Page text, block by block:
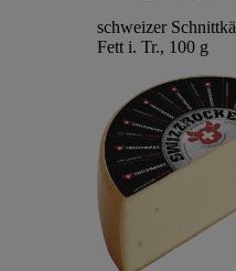
schweizer
Fett i. Tr., 100 g